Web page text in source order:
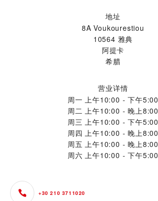
地址
8A Voukourestiou
10564 雅典
阿提卡
希腊
营业详情
周一 上午10:00 - 下午5:00
周二
上午10:00 - 晚上8:00
周三 上午10:00 - 下午5:00
周四 上午10:00 - 晚上8:00
周五 上午10:00 - 晚上8:00
周六 上午10:00 - 下午5:00
+30 210 3711020